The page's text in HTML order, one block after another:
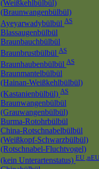
(Weißkehlbülbül)
(Braunwangenbülbül)
Ayeyarwadybülbül AS
Blassaugenbülbül
Braunbauchbülbül
Braunbrustbülbül AS
Braunhaubenbülbül AS
Braunmantelbülbül
(Hainan-Weißkehlbülbül)
(Kastanienbülbül) AS
Braunwangenbülbül
(Grauwangenbülbül)
Burma-Rotohrbülbül
China-Rotschnabelbülbül
(Weißkopf-Schwarzbülbül)
(Rotschnabel-Fluchtvogel)
(kein Unterartenstatus) EU